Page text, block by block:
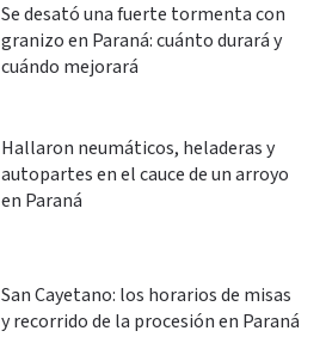
Se desató una fuerte tormenta con
granizo en Paraná: cuánto durará y
cuándo mejorará
Hallaron neumáticos, heladeras y
autopartes en el cauce de un arroyo
en Paraná
San Cayetano: los horarios de misas
y recorrido de la procesión en Paraná